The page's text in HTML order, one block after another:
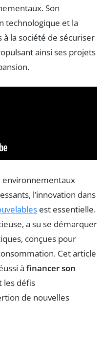
Son
technologique et la
la société de sécuriser
ainsi ses projets
environnementaux
l’innovation dans
est essentielle.
a su se démarquer
conçues pour
Cet article
à financer son
les défis
de nouvelles